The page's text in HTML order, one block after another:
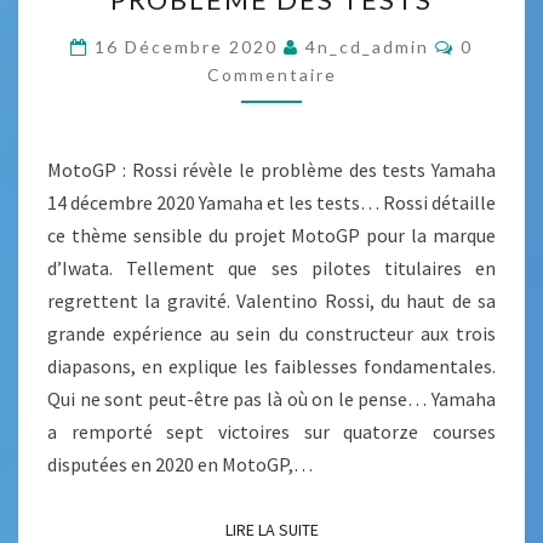
P
S
Y
A
M
A
H
A
T
O
G
P
R
O
S
S
I
R
É
V
È
L
L
16 Décembre 2020 4n_cd_admin
C
A
I
R
E
0
Commentaire
MotoGP : Rossi révèle le problème des tests Yamaha
14 décembre 2020 Yamaha et les tests… Rossi détaille
ce thème sensible du projet MotoGP pour la marque
d’Iwata. Tellement que ses pilotes titulaires en
regrettent la gravité. Valentino Rossi, du haut de sa
grande expérience au sein du constructeur aux trois
diapasons, en explique les faiblesses fondamentales.
Qui ne sont peut-être pas là où on le pense… Yamaha
a remporté sept victoires sur quatorze courses
disputées en 2020 en MotoGP,…
LIRE LA SUITELIRE LA SUITE